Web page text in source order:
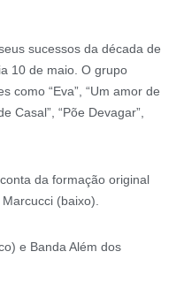
sucessos da década de
10 de maio. O grupo
como “Eva”, “Um amor de
Casal”, “Põe Devagar”,
da formação original
(baixo).
e Banda Além dos